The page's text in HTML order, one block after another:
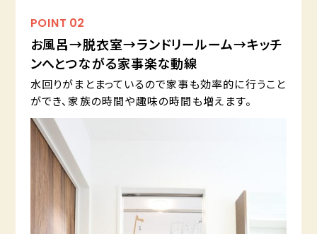
POINT 02
お風呂→脱衣室→ランドリールーム→キッチ
ンへとつながる家事楽な動線
水回りがまとまっているので家事も効率的に行うこと
ができ、家族の時間や趣味の時間も増えます。